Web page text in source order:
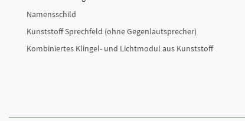
Namensschild
Kunststoff Sprechfeld (ohne Gegenlautsprecher)
Kombiniertes Klingel- und Lichtmodul aus Kunststoff